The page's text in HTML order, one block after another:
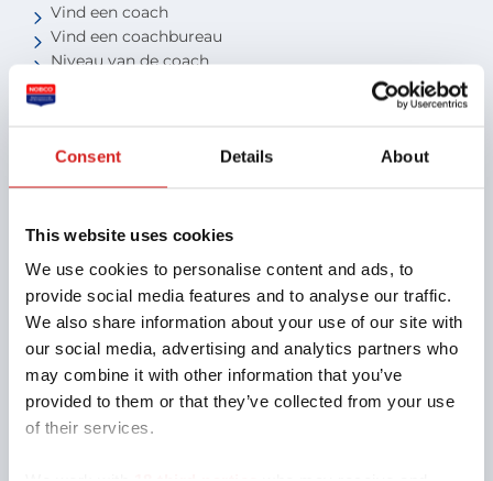
Consent Details About
This website uses cookies
We use cookies to personalise content and ads, to
provide social media features and to analyse our traffic.
We also share information about your use of our site with
our social media, advertising and analytics partners who
may combine it with other information that you’ve
provided to them or that they’ve collected from your use
of their services.
Vind een coach
Vind een coachbureau
Niveau van de coach
Voor studenten
Aansluiten als coachbureau
Over NOBCO
Missie en visie
Organisatie
EMCC Global
Beroepscode